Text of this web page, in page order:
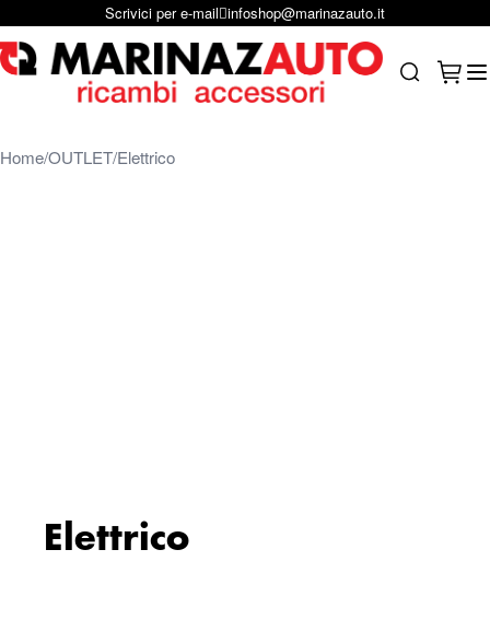
Salta al contenutoScrivici per e-mail infoshop@marinazauto.it
HomeOUTLET Elettrico
Elettrico